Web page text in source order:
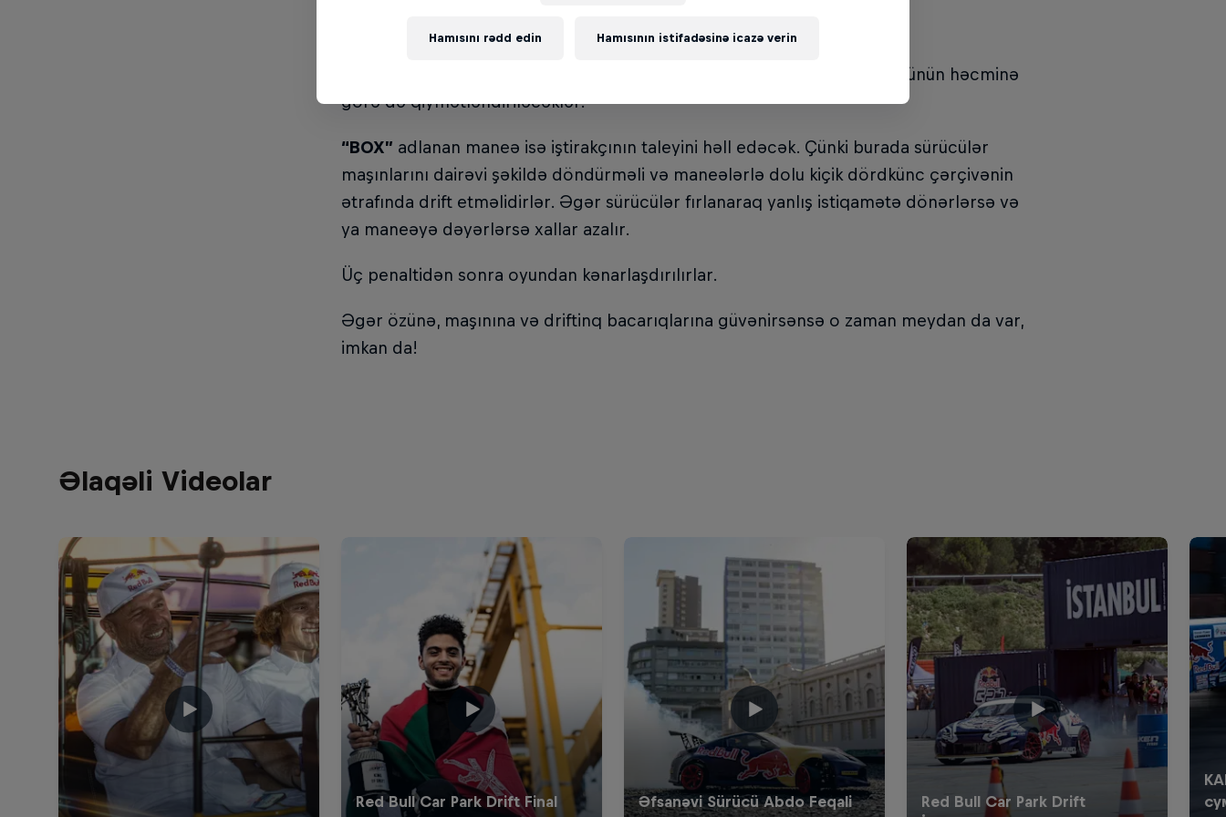
Drifterlər həm də maşınlarının görünüşü, səsi və təkərlərdən çıxan tüstünün həcminə
görə də qiymətləndiriləcəklər.
“BOX” adlanan maneə isə iştirakçının taleyini həll edəcək. Çünki burada sürücülər
maşınlarını dairəvi şəkildə döndürməli və maneələrlə dolu kiçik dördkünc çərçivənin
ətrafında drift etməlidirlər. Əgər sürücülər fırlanaraq yanlış istiqamətə dönərlərsə və
ya maneəyə dəyərlərsə xallar azalır.
Üç penaltidən sonra oyundan kənarlaşdırılırlar.
Əgər özünə, maşınına və driftinq bacarıqlarına güvənirsənsə o zaman meydan da var,
imkan da!
Əlaqəli Videolar
Hamısını rədd edin Hamısının istifadəsinə icazə verin